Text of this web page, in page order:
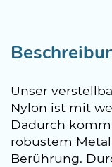
Unser
Nylon ist mit
Dadurch
robustem
Berührung.